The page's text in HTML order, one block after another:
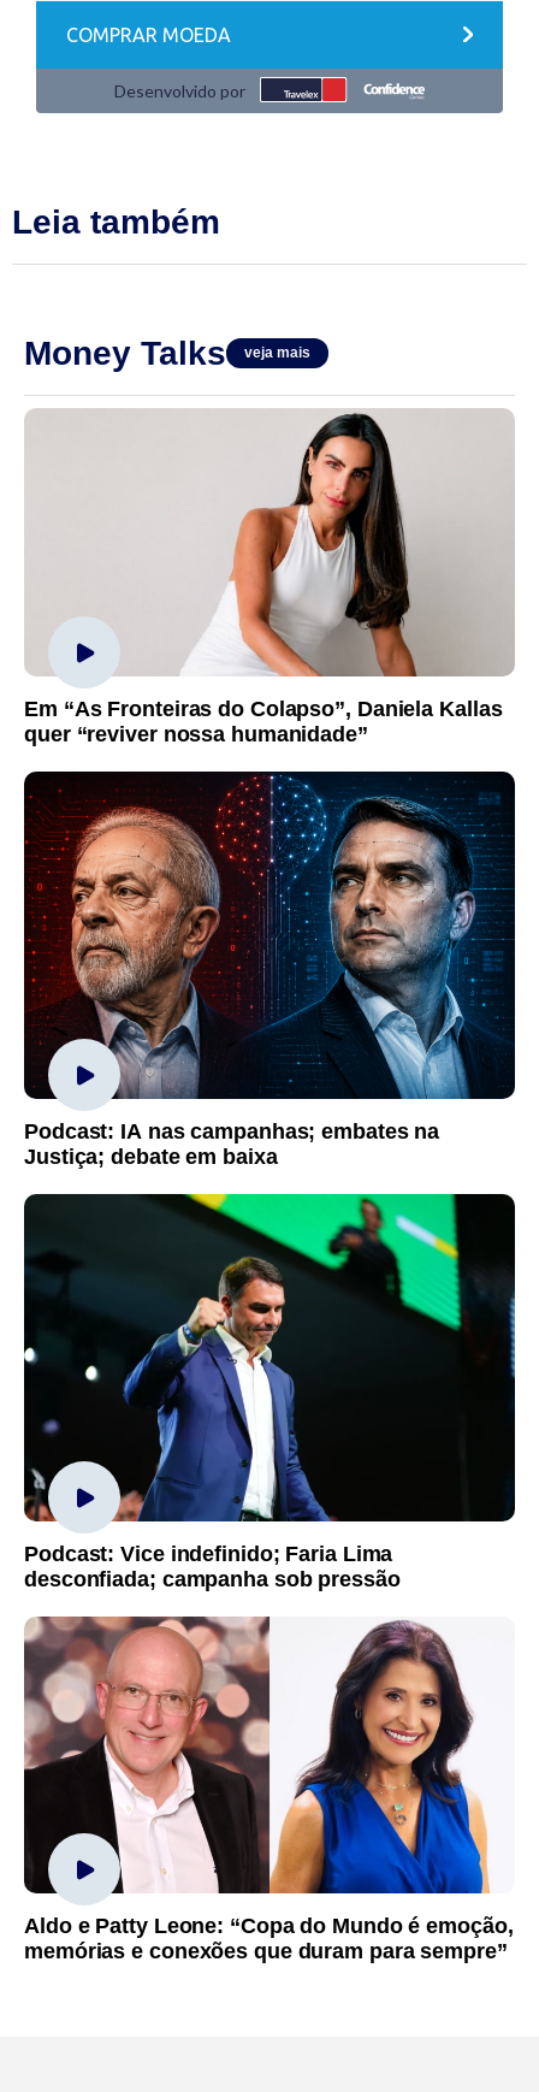
Leia também
Money Talks veja mais
Em “As Fronteiras do Colapso”, Daniela Kallas
quer “reviver nossa humanidade”
Podcast: IA nas campanhas; embates na
Justiça; debate em baixa
Podcast: Vice indefinido; Faria Lima
desconfiada; campanha sob pressão
Aldo e Patty Leone: “Copa do Mundo é emoção,
memórias e conexões que duram para sempre”